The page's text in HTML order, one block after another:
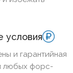
условия
и гарантийная
любых форс-